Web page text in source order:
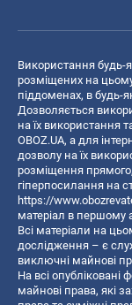
Використання будь-
розміщених на
піддоменах, в будь-
Дозволяється
на їх використання
OBOZ.UA, а для
дозволу на їх
розміщення
гіперпосилання на
https://
матеріал в першому
Всі матеріали на
дослідження – є
виключні майнові
На всі опубліковані
майнові права, які